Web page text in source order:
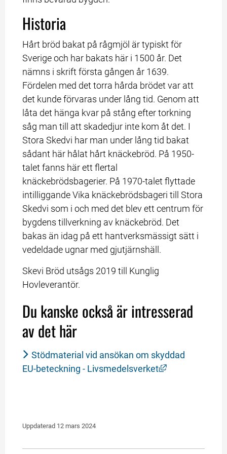
Historia
Hårt bröd bakat på rågmjöl är typiskt för
Sverige och har bakats här i 1500 år. Det
nämns i skrift första gången år 1639.
Fördelen med det torra hårda brödet var att
det kunde förvaras under lång tid. Genom att
låta det hänga kvar på stång efter torkning
såg man till att skadedjur inte kom åt det. I
Stora Skedvi har man under lång tid bakat
sådant här hålat hårt knäckebröd. På 1950-
talet fanns här ett flertal
knäckebrödsbagerier. På 1970-talet flyttade
intilliggande Vika knäckebrödsbageri till Stora
Skedvi som i och med det blev ett centrum för
bygdens tillverkning av knäckebröd. Det
bakas än idag på ett hantverksmässigt sätt i
vedeldade ugnar med gjutjärnshäll.
Skevi Bröd utsågs 2019 till Kunglig
Hovleverantör.
Du kanske också är intresserad
av det här
Stödmaterial vid ansökan om skyddad
EU-beteckning - Livsmedelsverket
Länk till
Uppdaterad 12 mars 2024